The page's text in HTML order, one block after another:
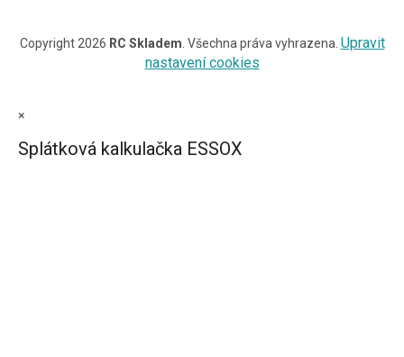
Copyright 2026 RC Skladem . Všechna práva vyhrazena. Upravit
nastavení cookies
×
Splátková kalkulačka ESSOX